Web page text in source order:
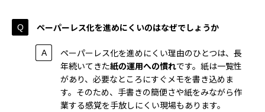
ペーパーレス化を進めにくいのはなぜでしょうか
ペーパーレス化を進めにくい理由のひとつは、長
年続いてきた紙の運用への慣れです。紙は一覧性
があり、必要なところにすぐメモを書き込めま
す。そのため、手書きの簡便さや紙をみながら作
業する感覚を手放しにくい現場もあります。